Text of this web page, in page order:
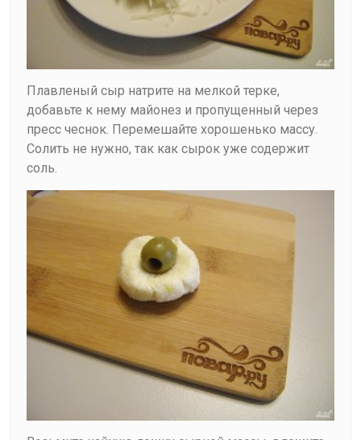
Плавленый сыр натрите на мелкой терке,
добавьте к нему майонез и пропущенный через
пресс чеснок. Перемешайте хорошенько массу.
Солить не нужно, так как сырок уже содержит
соль.